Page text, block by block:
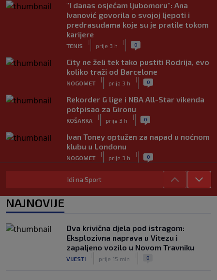
"I danas osjećam ljubomoru": Ana
Ivanović govorila o svojoj ljepoti i
predrasudama koje su je pratile tokom
karijere
TENIS
|
prije 3 h
| 0
City ne želi tek tako pustiti Rodrija, evo
koliko traži od Barcelone
NOGOMET
|
prije 3 h
| 0
Rekorder G lige i NBA All-Star vikenda
potpisao za Gironu
KOŠARKA
|
prije 3 h
| 0
Ivan Toney optužen za napad u noćnom
klubu u Londonu
NOGOMET
|
prije 3 h
| 0
Utakmica Barcelone otkazana zbog
migrantske krize
NOGOMET prije 3 h
NOGOMET
|
prije 4 h
| 0
Idi na Sport
NAJNOVIJE
Dva krivična djela pod istragom:
Eksplozivna naprava u Vitezu i
zapaljeno vozilo u Novom Travniku
VIJESTI prije 15 min 0